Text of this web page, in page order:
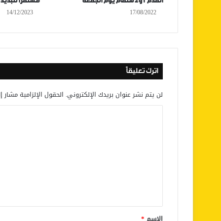
17/08/2022
14/12/2023
اترك تعليقاً
لن يتم نشر عنوان بريدك الإلكتروني. الحقول الإلزامية مشار
*